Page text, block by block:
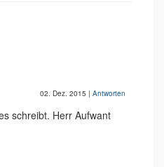
02. Dez. 2015 | Antworten
schreibt. Herr Aufwant